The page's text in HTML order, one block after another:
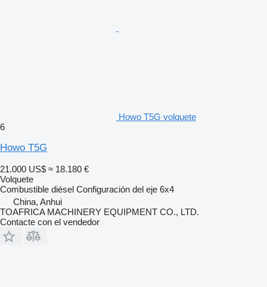
Howo T5G volquete
6
Howo T5G
21.000 US$ ≈ 18.180 €
Volquete
Combustible diésel Configuración del eje 6x4
China, Anhui
TOAFRICA MACHINERY EQUIPMENT CO., LTD.
Contacte con el vendedor